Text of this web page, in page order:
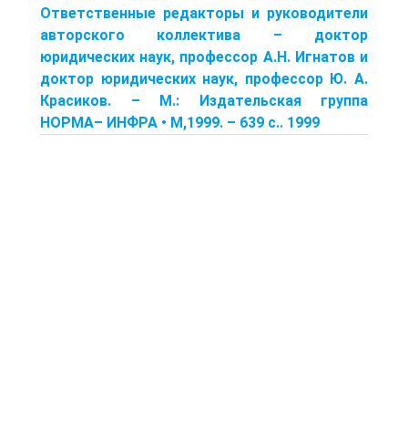
Ответственные редакторы и руководители
авторского коллектива – доктор
юридических наук, профессор А.Н. Игнатов и
доктор юридических наук, профессор Ю. А.
Красиков. – М.: Издательская группа
НОРМА– ИНФРА • М,1999. – 639 с.. 1999